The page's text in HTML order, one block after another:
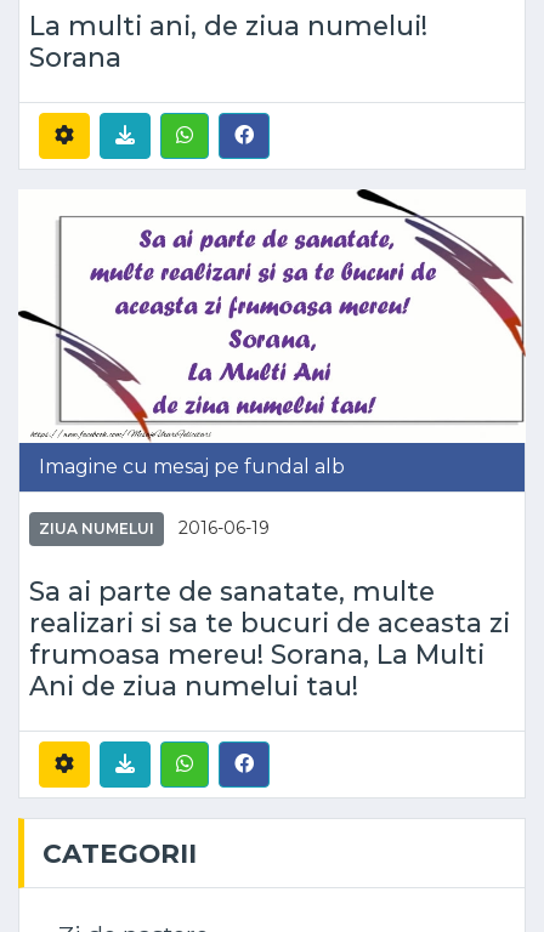
La multi ani, de ziua numelui!
Sorana
Imagine cu mesaj pe fundal alb
ZIUA NUMELUI 2016-06-19
Sa ai parte de sanatate, multe
realizari si sa te bucuri de aceasta zi
frumoasa mereu! Sorana, La Multi
Ani de ziua numelui tau!
CATEGORII